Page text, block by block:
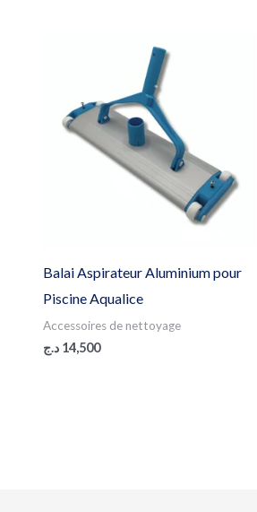
Balai Aspirateur Aluminium pour
Piscine Aqualice
Accessoires de nettoyage
14,500 د.ج